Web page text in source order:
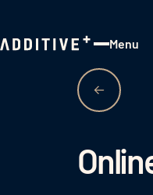
Menu